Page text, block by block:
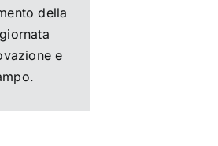
della
e